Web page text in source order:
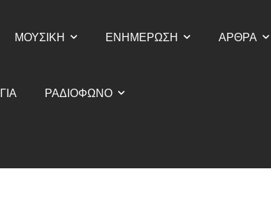
ΜΟΥΣΙΚΗ ΕΝΗΜΕΡΩΣΗ ΑΡΘΡΑ
ΡΑΔΙΟΦΩΝΟ